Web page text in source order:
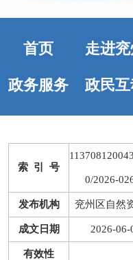
首页 走进兖
政务服务 政民互
索 引 号
0/2026-
发布机构 兖州区自然
成文日期 2026-06-
有效性